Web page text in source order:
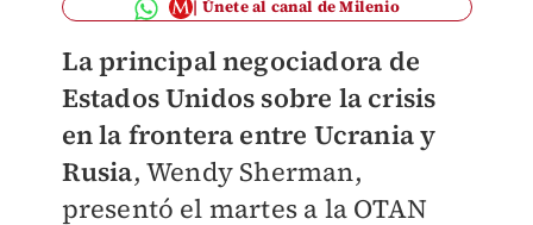
Únete al canal de Milenio
La principal negociadora de
Estados Unidos sobre la crisis
en la frontera entre Ucrania y
Rusia, Wendy Sherman,
presentó el martes a la OTAN